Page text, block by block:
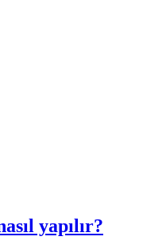
yapılır?